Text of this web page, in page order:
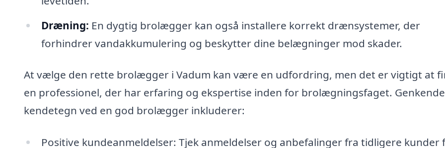
Dræning: En dygtig brolægger kan også installere korrekt drænsystemer, der
forhindrer vandakkumulering og beskytter dine belægninger mod skader.
At vælge den rette brolægger i Vadum kan være en udfordring, men det er vigtigt at
en professionel, der har erfaring og ekspertise inden for brolægningsfaget.
kendetegn ved en god brolægger inkluderer:
Positive kundeanmeldelser: Tjek anmeldelser og anbefalinger fra tidligere kunder